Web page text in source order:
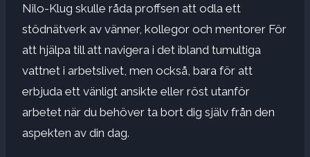
Nilo-Klug skulle råda proffsen att odla ett
stödnätverk av vänner, kollegor och mentorer För
att hjälpa till att navigera i det ibland tumultiga
vattnet i arbetslivet, men också, bara för att
erbjuda ett vänligt ansikte eller röst utanför
arbetet när du behöver ta bort dig själv från den
aspekten av din dag.